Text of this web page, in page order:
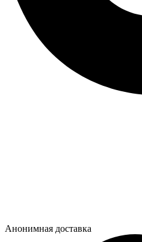
Анонимная доставка